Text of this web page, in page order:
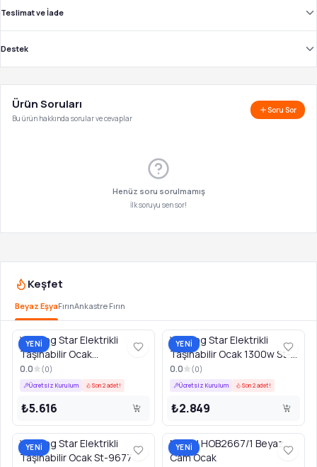
Teslimat ve İade
Destek
Ürün Soruları
Bu ürün hakkında sorular ve cevaplar
Soru Sor
Henüz soru sorulmamış
İlk soruyu sen sor!
Keşfet
Beyaz EşyaFırınAnkastre Fırın
YENİ
Winning Star Elektrikli
Taşınabilir Ocak
1300w+1300w St-9756
0.0 (0)
Ücretsiz Kurulum Son 2 adet!
₺5.616
YENİ
Winning Star Elektrikli
Taşınabilir Ocak 1300w St-
9755
0.0 (0)
Ücretsiz Kurulum Son 2 adet!
₺2.849
YENİ
Winning Star Elektrikli
Taşınabilir Ocak St-9677
YENİ
Newal HOB2667/1 Beyaz
Cam Ocak